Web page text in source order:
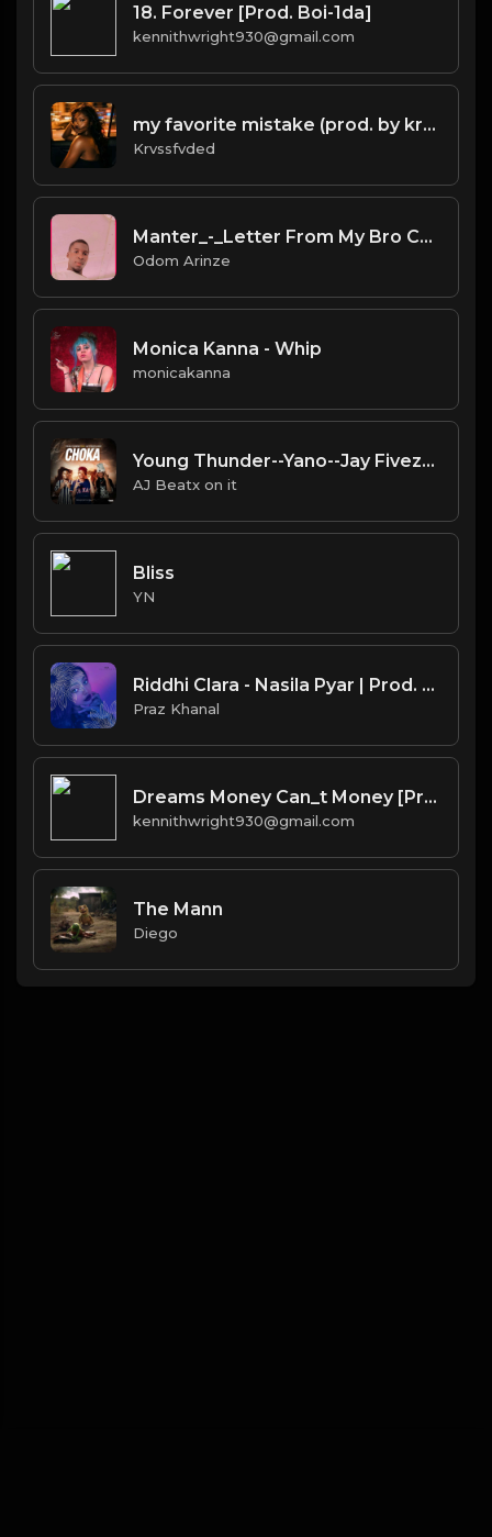
18. Forever [Prod. Boi-1da]
kennithwright930@gmail.com
my favorite mistake (prod. by krvssfvded) 134bpm
Krvssfvded
Manter_-_Letter From My Bro Cover
Odom Arinze
Monica Kanna - Whip
monicakanna
Young Thunder--Yano--Jay Fivezy--(Choka)--( Prodz By Chizzy Mr Cbm)
AJ Beatx on it
Bliss
YN
Riddhi Clara - Nasila Pyar | Prod. by Praz Khanal
Praz Khanal
Dreams Money Can_t Money [Prod. 40]
kennithwright930@gmail.com
The Mann
Diego